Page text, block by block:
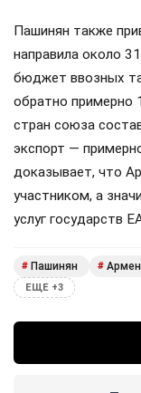
Пашинян также
направила около
бюджет ввозных
обратно примерно
стран союза
экспорт —
доказывает, что
участником, а
услуг государств
# Пашинян #
ЕЩЕ +3